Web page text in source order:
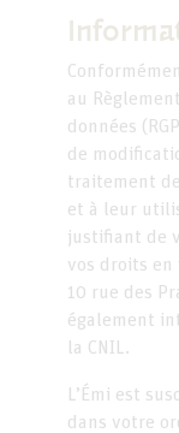
au
données
de
traitement
et à leur
justifiant de
vos droits en
10 rue des
également
la CNIL.
L’Émi est
dans votre